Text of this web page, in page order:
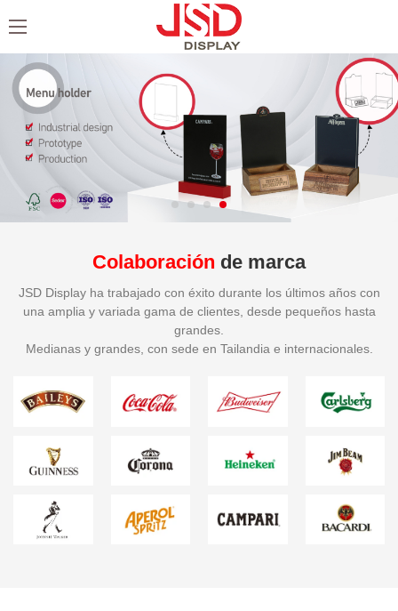
Colaboración de marca
JSD Display ha trabajado con éxito durante los últimos años con
una amplia y variada gama de clientes, desde pequeños hasta
grandes.
Medianas y grandes, con sede en Tailandia e internacionales.